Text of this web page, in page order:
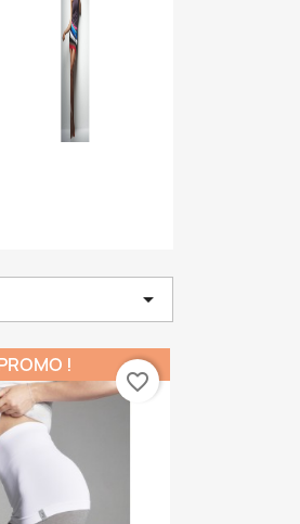

!
favorite_border